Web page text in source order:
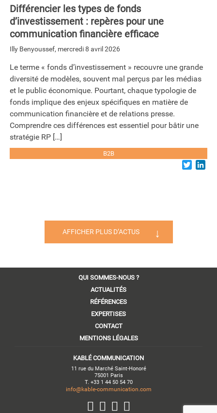
Différencier les types de fonds
d’investissement : repères pour une
communication financière efficace
Illy Benyoussef, mercredi 8 avril 2026
Le terme « fonds d’investissement » recouvre une grande
diversité de modèles, souvent mal perçus par les médias
et le public économique. Pourtant, chaque typologie de
fonds implique des enjeux spécifiques en matière de
communication financière et de relations presse.
Comprendre ces différences est essentiel pour bâtir une
stratégie RP […]
B2B
Twitter
AFFICHER PLUS D’ACTUS
QUI SOMMES-NOUS ?
ACTUALITÉS
RÉFÉRENCES
EXPERTISES
CONTACT
MENTIONS LÉGALES
KABLÉ COMMUNICATION
11 rue du Marché Saint-Honoré
75001 Paris
T. +33 1 44 50 54 70
info@kable-communication.com